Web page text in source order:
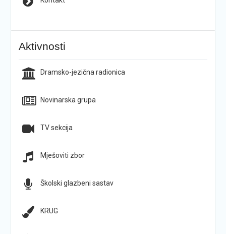
Aktivnosti
Dramsko-jezična radionica
Novinarska grupa
TV sekcija
Mješoviti zbor
Školski glazbeni sastav
KRUG